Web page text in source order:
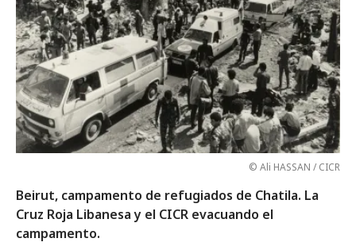
© Ali HASSAN / CICR
Beirut, campamento de refugiados de Chatila. La
Cruz Roja Libanesa y el CICR evacuando el
campamento.